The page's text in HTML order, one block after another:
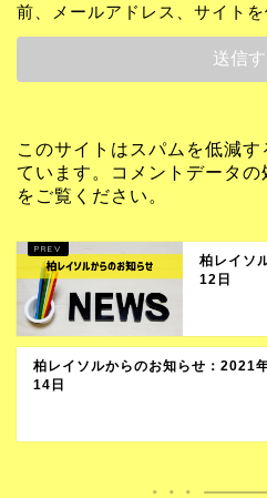
前、メールアドレス、サイトを
このサイトはスパムを低減
ています。
コメントデータ
をご覧ください。
柏レイソ
12日
柏レイソルからのお知らせ：2021
14日